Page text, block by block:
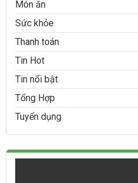
Món ăn
Sức khỏe
Thanh toán
Tin Hot
Tin nổi bật
Tổng Hợp
Tuyển dụng